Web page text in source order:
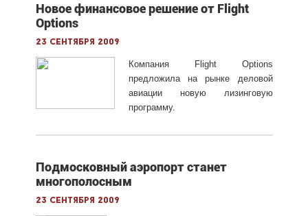
Новое финансовое решение от Flight
Options
23 сентября 2009
Компания Flight Options
предложила на рынке деловой
авиации новую лизинговую
программу.
Подмосковный аэропорт станет
многополосным
23 сентября 2009